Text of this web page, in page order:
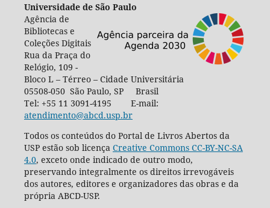
Universidade de São Paulo
Agência de
Bibliotecas e
Coleções Digitais
Rua da Praça do
Relógio, 109 -
Bloco L – Térreo – Cidade Universitária
05508-050 São Paulo, SP Brasil
Tel: +55 11 3091-4195 E-mail:
atendimento@abcd.usp.br
Todos os conteúdos do Portal de Livros Abertos da
USP estão sob licença Creative Commons CC-BY-NC-SA
4.0, exceto onde indicado de outro modo,
preservando integralmente os direitos irrevogáveis
dos autores, editores e organizadores das obras e da
própria ABCD-USP.